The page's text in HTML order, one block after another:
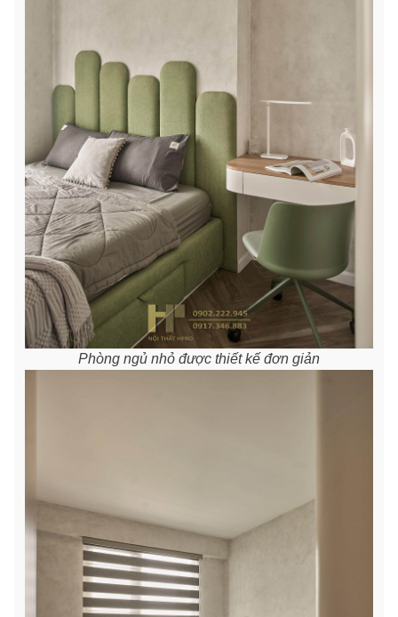
Phòng ngủ nhỏ được thiết kế đơn giản